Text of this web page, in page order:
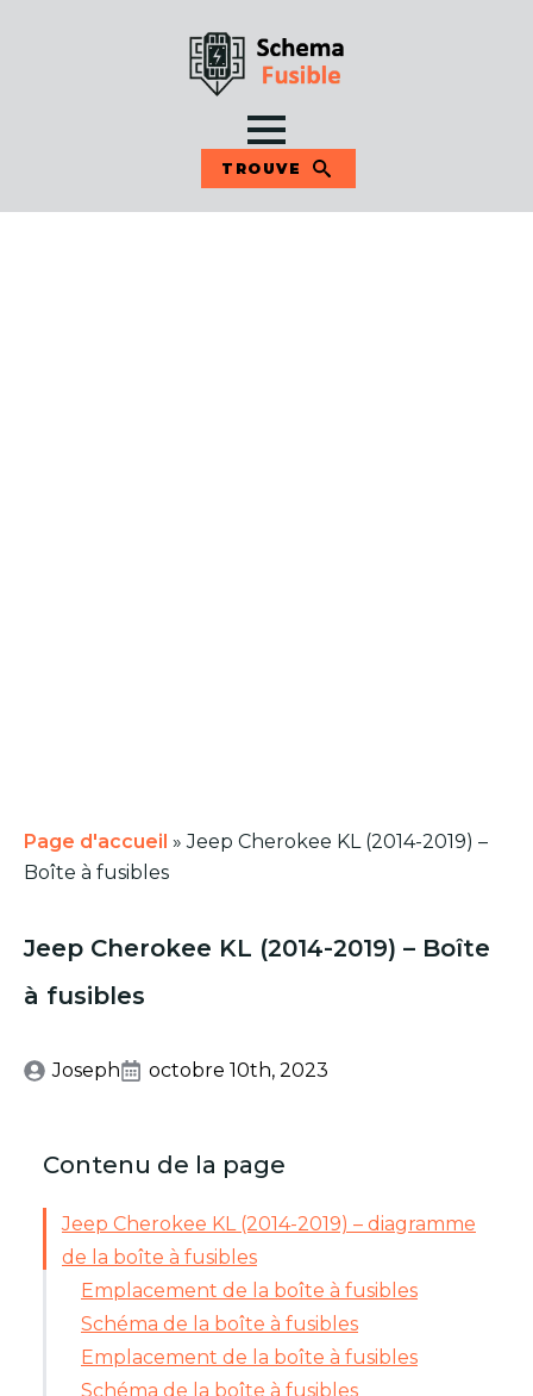
TROUVE
Page d'accueil »Jeep Cherokee KL (2014-2019) –
Boîte à fusibles
Jeep Cherokee KL (2014-2019) – Boîte
à fusibles
Joseph octobre 10th, 2023
Contenu de la page
Jeep Cherokee KL (2014-2019) – diagramme
de la boîte à fusibles
Emplacement de la boîte à fusibles
Schéma de la boîte à fusibles
Emplacement de la boîte à fusibles
Schéma de la boîte à fusibles